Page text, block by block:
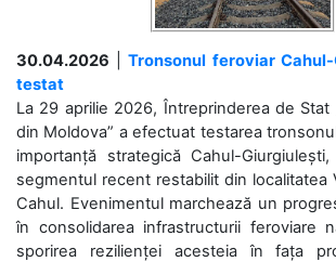
30.04.2026 |Tronsonul feroviar
testat
La 29 aprilie 2026, Întreprinderea de Stat
din Moldova” a efectuat testarea
importanță strategică Cahul-
segmentul recent restabilit din localitatea
Cahul. Evenimentul marchează un
în consolidarea infrastructurii feroviare
sporirea rezilienței acesteia în fața